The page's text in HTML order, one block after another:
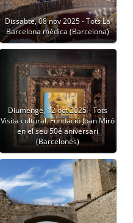
Dissabte, 08 nov 2025 - Tots La
Barcelona mèdica (Barcelona)
Diumenge, 12 oct 2025 - Tots
Visita cultural. Fundació Joan Miró
en el seu 50é aniversari
(Barcelonès)